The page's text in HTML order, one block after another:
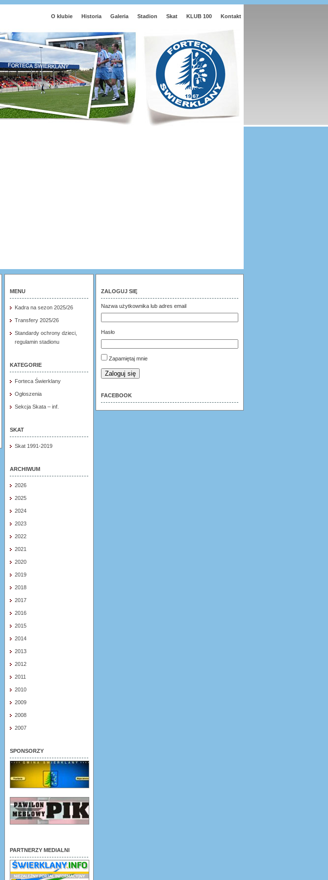
O klubie Historia Galeria Stadion Skat KLUB 100 Kontakt
MENU
Kadra na sezon 2025/26
Transfery 2025/26
Standardy ochrony dzieci,
regulamin stadionu
KATEGORIE
Forteca Świerklany
Ogłoszenia
Sekcja Skata – inf.
SKAT
Skat 1991-2019
ARCHIWUM
2026
2025
2024
2023
2022
2021
2020
2019
2018
2017
2016
2015
2014
2013
2012
2011
2010
2009
2008
2007
SPONSORZY
PARTNERZY MEDIALNI
ZALOGUJ SIĘ
Nazwa użytkownika lub adres email
Hasło
Zapamiętaj mnie
Zaloguj się
FACEBOOK